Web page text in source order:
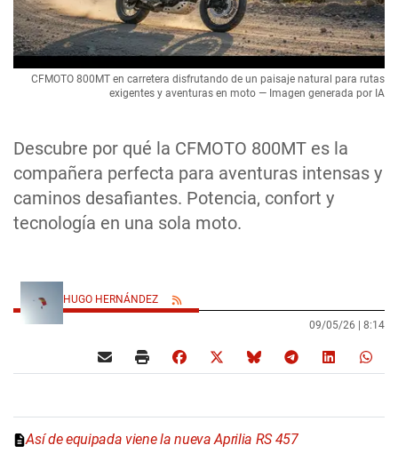
Descubre por qué la CFMOTO 800MT es la
compañera perfecta para aventuras intensas y
caminos desafiantes. Potencia, confort y
tecnología en una sola moto.
CFMOTO 800MT en carretera disfrutando de un paisaje natural para rutas
exigentes y aventuras en moto — Imagen generada por IA
HUGO HERNÁNDEZ
09/05/26 | 8:14
Así de equipada viene la nueva Aprilia RS 457